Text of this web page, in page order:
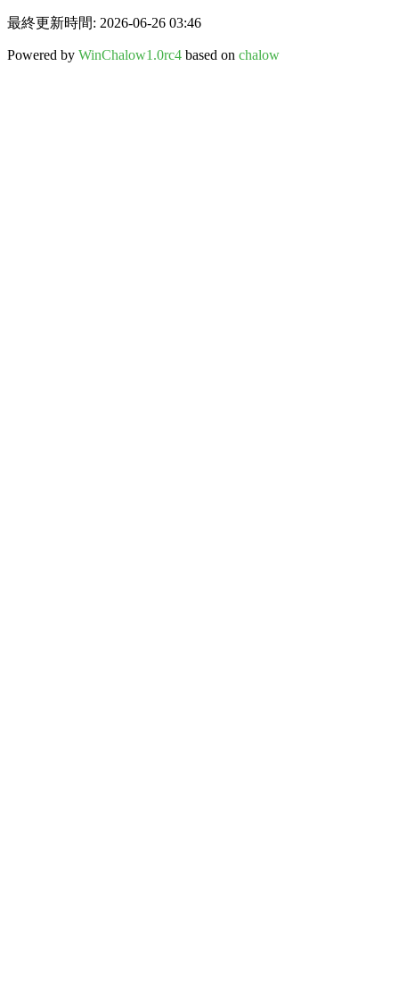
最終更新時間: 2026-06-26 03:46
Powered by WinChalow1.0rc4 based on chalow